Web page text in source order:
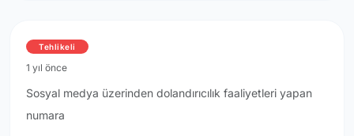
Tehlikeli
1 yıl önce
Sosyal medya üzerinden dolandırıcılık faaliyetleri yapan
numara